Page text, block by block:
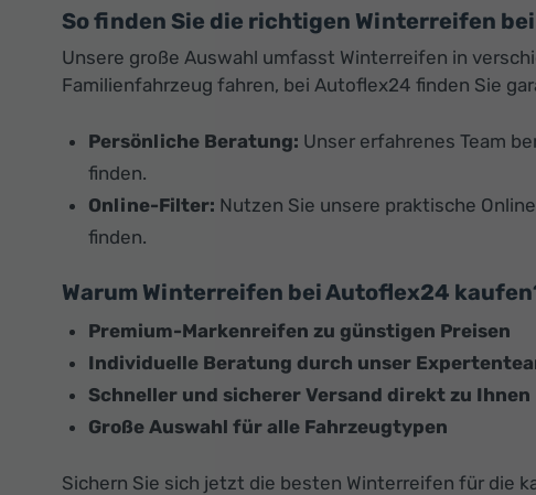
So finden Sie die richtigen Winterreifen
Unsere große Auswahl umfasst Winterreifen in
Familienfahrzeug fahren, bei Autoflex24 finden Sie
Persönliche Beratung: Unser erfahrenes Team
finden.
Online-Filter: Nutzen Sie unsere praktische
finden.
Warum Winterreifen bei Autoflex24
Premium-Markenreifen zu günstigen Preisen
Individuelle Beratung durch unser
Schneller und sicherer Versand direkt zu Ihnen
Große Auswahl für alle Fahrzeugtypen
Sichern Sie sich jetzt die besten Winterreifen für die